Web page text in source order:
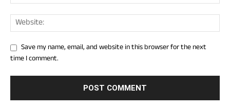
Save my name, email, and website in this browser for the next
time I comment.